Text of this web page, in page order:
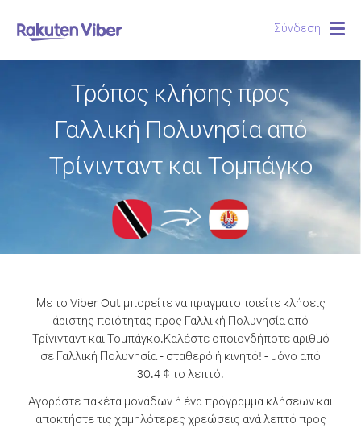
Σύνδεση
Τρόπος κλήσης προς
Γαλλική Πολυνησία από
Τρίνινταντ και Τομπάγκο
Με το Viber Out μπορείτε να πραγματοποιείτε κλήσεις
άριστης ποιότητας προς Γαλλική Πολυνησία από
Τρίνινταντ και Τομπάγκο.Καλέστε οποιονδήποτε αριθμό
σε Γαλλική Πολυνησία - σταθερό ή κινητό! - μόνο από
30.4 ¢ το λεπτό.
Αγοράστε πακέτα μονάδων ή ένα πρόγραμμα κλήσεων και
αποκτήστε τις χαμηλότερες χρεώσεις ανά λεπτό προς